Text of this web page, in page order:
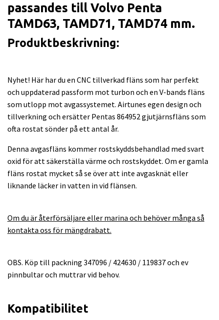
passandes till Volvo Penta
TAMD63, TAMD71, TAMD74 mm.
Produktbeskrivning:
Nyhet! Här har du en CNC tillverkad fläns som har perfekt
och uppdaterad passform mot turbon och en V-bands fläns
som utlopp mot avgassystemet. Airtunes egen design och
tillverkning och ersätter Pentas 864952 gjutjärnsfläns som
ofta rostat sönder på ett antal år.
Denna avgasfläns kommer rostskyddsbehandlad med svart
oxid för att säkerställa värme och rostskyddet. Om er gamla
fläns rostat mycket så se över att inte avgasknät eller
liknande läcker in vatten in vid flänsen.
Om du är återförsäljare eller marina och behöver många så
kontakta oss för mängdrabatt.
OBS. Köp till packning 347096 / 424630 / 119837 och ev
pinnbultar och muttrar vid behov.
Kompatibilitet